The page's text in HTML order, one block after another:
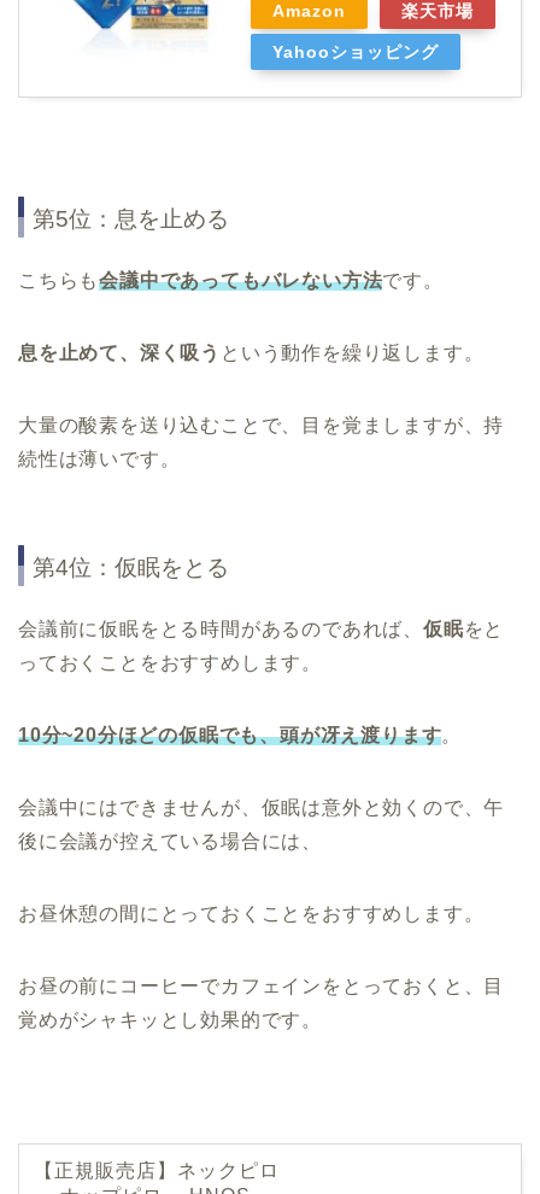
Amazon 楽天市場
Yahooショッピング
第5位：息を止める
こちらも会議中であってもバレない方法です。
息を止めて、深く吸う という動作を繰り返します。
大量の酸素を送り込むことで、目を覚ましますが、持
続性は薄いです。
第4位：仮眠をとる
会議前に仮眠をとる時間があるのであれば、 仮眠をと
っておくことをおすすめします。
10分~20分ほどの仮眠でも、頭が冴え渡ります。
会議中にはできませんが、仮眠は意外と効くので、午
後に会議が控えている場合には、
お昼休憩の間にとっておくことをおすすめします。
お昼の前にコーヒーでカフェインをとっておくと、目
覚めがシャキッとし効果的です。
【正規販売店】ネックピロ